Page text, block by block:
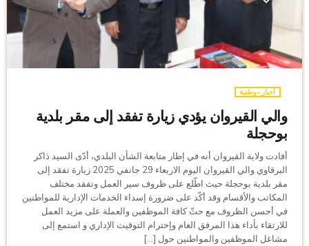
أخبار-وطنية
والي القيروان يؤدي زيارة تفقد إلى مقر بلدية
بوحجلة
أفادت ولاية القيروان أنه في إطار متابعة الشأن البلدي، أدّى السيد ذاكر
البرقاوي والي القيروان اليوم الاربعاء 29 جانفي 2025 زيارة تفقد إلى
مقر بلدية بوحجلة حيث اطّلع على ظروف سير العمل وتفقد مختلف
المكاتب والأقسام وقد أكّد على ضرورة إسداء الخدمات الإدارية للمواطنين
في أحسن الظروف مع حثّ كافة الموظفين والعملة على مزيد العمل
للارتقاء بأداء هذا المرفق العام وإحترام التوقيت الإداري و استمع إلى
مشاغل الموظفين والمواطنين حول […]